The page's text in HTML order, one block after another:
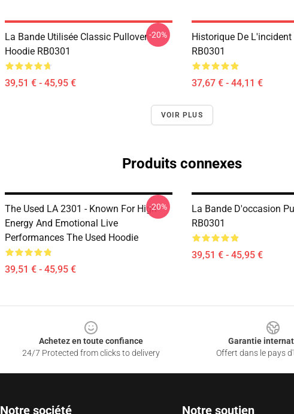
La Bande Utilisée Classic Pullover
Hoodie RB0301
39,51 € - 45,95 €
-20%
Historique De
RB0301
37,67 € - 44,11 €
VOIR PLUS
Produits connexes
The Used LA 2301 - Known For High
Energy And Emotional Live
Performances The Used Hoodie
39,51 € - 45,95 €
-20%
La Bande D'occasion
RB0301
39,51 € - 45,95 €
Achetez en toute confiance
24/7 Protected from clicks to delivery
Garantie
Offert dans le pays
Notre société Notre soutien